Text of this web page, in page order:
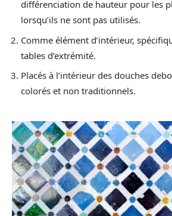
différenciation de hauteur pour les
lorsqu’ils ne sont pas utilisés.
Comme élément d’intérieur,
tables d’extrémité.
Placés à l’intérieur des douches
colorés et non traditionnels.